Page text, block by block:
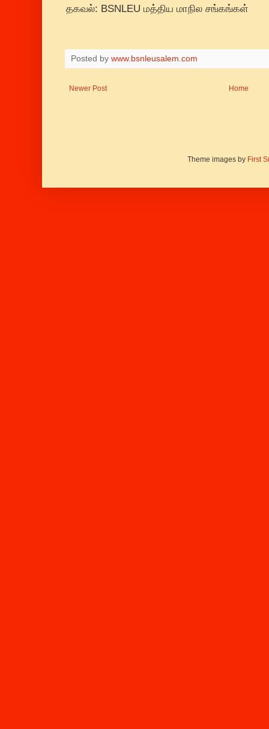
தகவல்: BSNLEU மத்திய மாநில சங்கங்கள்
Posted by www.bsnleusalem.com
Newer Post Home
Theme images by First